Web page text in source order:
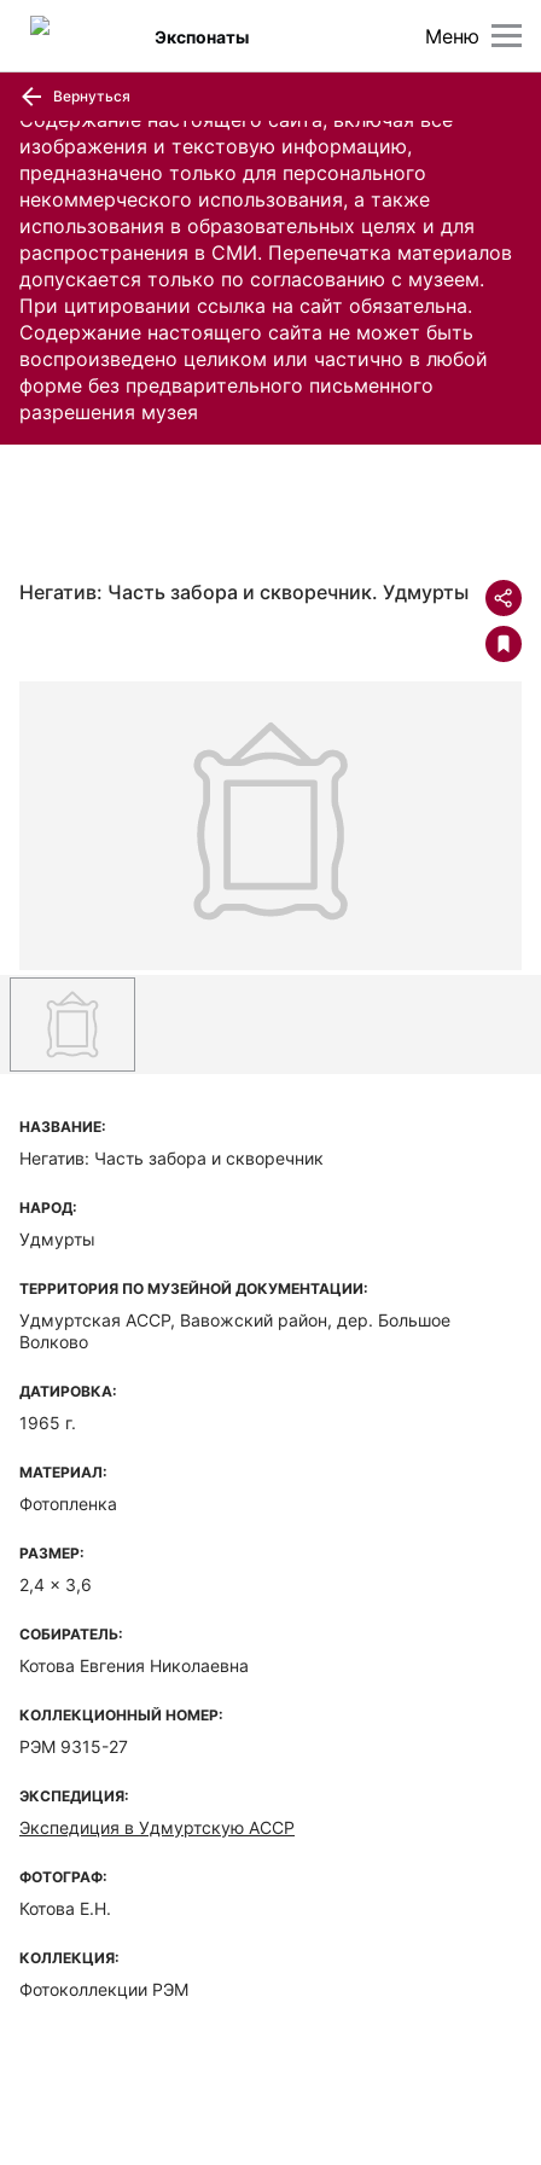
Содержание настоящего сайта, включая все
изображения и текстовую информацию,
предназначено только для персонального
некоммерческого использования, а также
использования в образовательных целях и для
распространения в СМИ. Перепечатка материалов
допускается только по согласованию с музеем.
При цитировании ссылка на сайт обязательна.
Содержание настоящего сайта не может быть
воспроизведено целиком или частично в любой
форме без предварительного письменного
разрешения музея
Меню
Экспонаты
Вернуться
Негатив: Часть забора и скворечник. Удмурты
НАЗВАНИЕ:
Негатив: Часть забора и скворечник
НАРОД:
Удмурты
ТЕРРИТОРИЯ ПО МУЗЕЙНОЙ ДОКУМЕНТАЦИИ:
Удмуртская ACCP, Вавожский район, дер. Большое
Волково
ДАТИРОВКА:
1965 г.
МАТЕРИАЛ:
Фотопленка
РАЗМЕР:
2,4 x 3,6
СОБИРАТЕЛЬ:
Котова Евгения Николаевна
КОЛЛЕКЦИОННЫЙ НОМЕР:
РЭМ 9315-27
ЭКСПЕДИЦИЯ:
Экспедиция в Удмуртскую АССР
ФОТОГРАФ:
Котова Е.Н.
КОЛЛЕКЦИЯ:
Фотоколлекции РЭМ